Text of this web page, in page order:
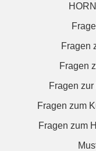
Fragen
Fragen
Fragen
Fragen zum
Fragen zum